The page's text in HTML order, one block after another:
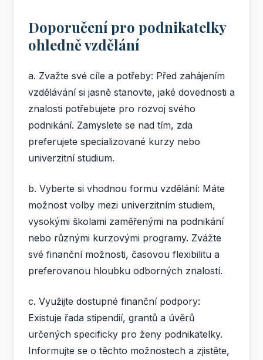
Doporučení pro podnikatelky
ohledně vzdělání
a. Zvažte své cíle a potřeby: Před zahájením
vzdělávání si jasně stanovte, jaké dovednosti a
znalosti potřebujete pro rozvoj svého
podnikání. Zamyslete se nad tím, zda
preferujete specializované kurzy nebo
univerzitní studium.
b. Vyberte si vhodnou formu vzdělání: Máte
možnost volby mezi univerzitním studiem,
vysokými školami zaměřenými na podnikání
nebo různými kurzovými programy. Zvážte
své finanční možnosti, časovou flexibilitu a
preferovanou hloubku odborných znalostí.
c. Využijte dostupné finanční podpory:
Existuje řada stipendií, grantů a úvěrů
určených specificky pro ženy podnikatelky.
Informujte se o těchto možnostech a zjistěte,